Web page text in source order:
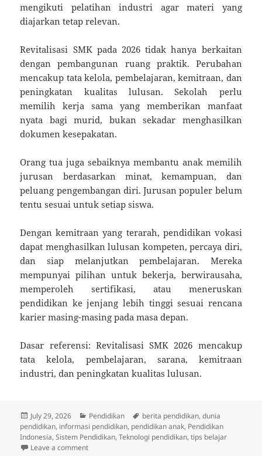
mengikuti pelatihan industri agar materi yang
diajarkan tetap relevan.
Revitalisasi SMK pada 2026 tidak hanya berkaitan
dengan pembangunan ruang praktik. Perubahan
mencakup tata kelola, pembelajaran, kemitraan, dan
peningkatan kualitas lulusan. Sekolah perlu
memilih kerja sama yang memberikan manfaat
nyata bagi murid, bukan sekadar menghasilkan
dokumen kesepakatan.
Orang tua juga sebaiknya membantu anak memilih
jurusan berdasarkan minat, kemampuan, dan
peluang pengembangan diri. Jurusan populer belum
tentu sesuai untuk setiap siswa.
Dengan kemitraan yang terarah, pendidikan vokasi
dapat menghasilkan lulusan kompeten, percaya diri,
dan siap melanjutkan pembelajaran. Mereka
mempunyai pilihan untuk bekerja, berwirausaha,
memperoleh sertifikasi, atau meneruskan
pendidikan ke jenjang lebih tinggi sesuai rencana
karier masing-masing pada masa depan.
Dasar referensi: Revitalisasi SMK 2026 mencakup
tata kelola, pembelajaran, sarana, kemitraan
industri, dan peningkatan kualitas lulusan.
Posted
on
July 29, 2026 Categories
Pendidikan Tags
berita pendidikan,dunia
pendidikan, informasi pendidikan, pendidikan anak, Pendidikan
Indonesia,Sistem Pendidikan,Teknologi pendidikan,tips belajar
Leave a commenton Pendidikan Vokasi Indonesia Semakin Terhubung